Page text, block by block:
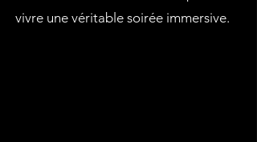
vivre une véritable soirée immersive.